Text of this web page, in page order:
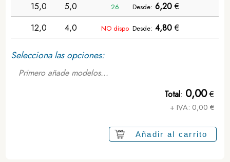
15,0
5,0 26 Desde: 6,20€
12,0
4,0 NO dispo Desde: 4,80€
Selecciona las opciones:
Primero añade modelos...
Total: 0,00€
+ IVA: 0,00 €
Añadir al carrito